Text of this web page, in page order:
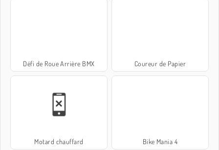
Défi de Roue Arrière BMX Coureur de Papier
Motard chauffard Bike Mania 4